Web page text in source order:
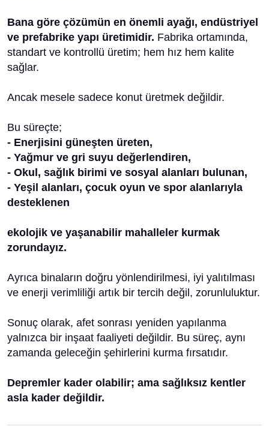
Bana göre çözümün en önemli ayağı, endüstriyel
ve prefabrike yapı üretimidir. Fabrika ortamında,
standart ve kontrollü üretim; hem hız hem kalite
sağlar.
Ancak mesele sadece konut üretmek değildir.
Bu süreçte;
- Enerjisini güneşten üreten,
- Yağmur ve gri suyu değerlendiren,
- Okul, sağlık birimi ve sosyal alanları bulunan,
- Yeşil alanları, çocuk oyun ve spor alanlarıyla
desteklenen
ekolojik ve yaşanabilir mahalleler kurmak
zorundayız.
Ayrıca binaların doğru yönlendirilmesi, iyi yalıtılması
ve enerji verimliliği artık bir tercih değil, zorunluluktur.
Sonuç olarak, afet sonrası yeniden yapılanma
yalnızca bir inşaat faaliyeti değildir. Bu süreç, aynı
zamanda geleceğin şehirlerini kurma fırsatıdır.
Depremler kader olabilir; ama sağlıksız kentler
asla kader değildir.